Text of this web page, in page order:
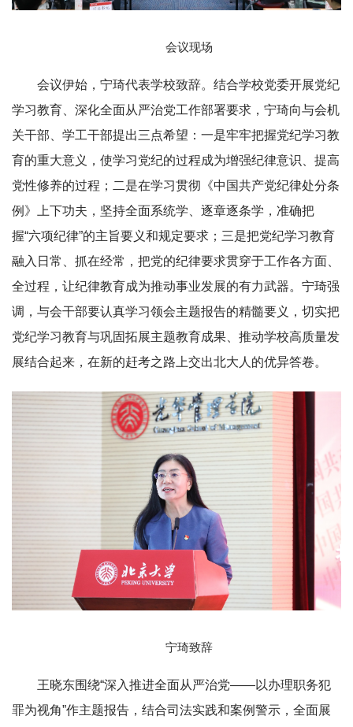
会议现场
会议伊始，宁琦代表学校致辞。结合学校党委开展党纪
学习教育、深化全面从严治党工作部署要求，宁琦向与会机
关干部、学工干部提出三点希望：一是牢牢把握党纪学习教
育的重大意义，使学习党纪的过程成为增强纪律意识、提高
党性修养的过程；二是在学习贯彻《中国共产党纪律处分条
例》上下功夫，坚持全面系统学、逐章逐条学，准确把
握“六项纪律”的主旨要义和规定要求；三是把党纪学习教育
融入日常、抓在经常，把党的纪律要求贯穿于工作各方面、
全过程，让纪律教育成为推动事业发展的有力武器。宁琦强
调，与会干部要认真学习领会主题报告的精髓要义，切实把
党纪学习教育与巩固拓展主题教育成果、推动学校高质量发
展结合起来，在新的赶考之路上交出北大人的优异答卷。
宁琦致辞
王晓东围绕“深入推进全面从严治党——以办理职务犯
罪为视角”作主题报告，结合司法实践和案例警示，全面展